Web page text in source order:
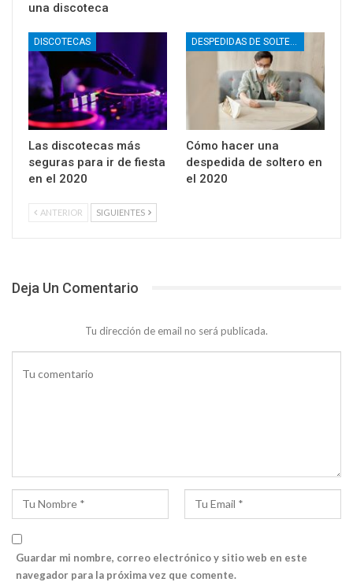
una discoteca
DISCOTECAS
Las discotecas más
seguras para ir de fiesta
en el 2020
DESPEDIDAS DE SOLTERO
Cómo hacer una
despedida de soltero en
el 2020
ANTERIOR SIGUIENTES
Deja Un Comentario
Tu dirección de email no será publicada.
Guardar mi nombre, correo electrónico y sitio web en este
navegador para la próxima vez que comente.